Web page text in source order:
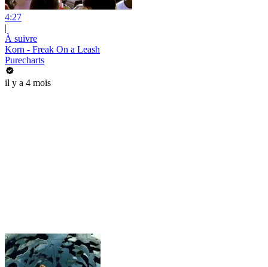
4:27
|
À suivre
Korn - Freak On a Leash
Purecharts
il y a 4 mois